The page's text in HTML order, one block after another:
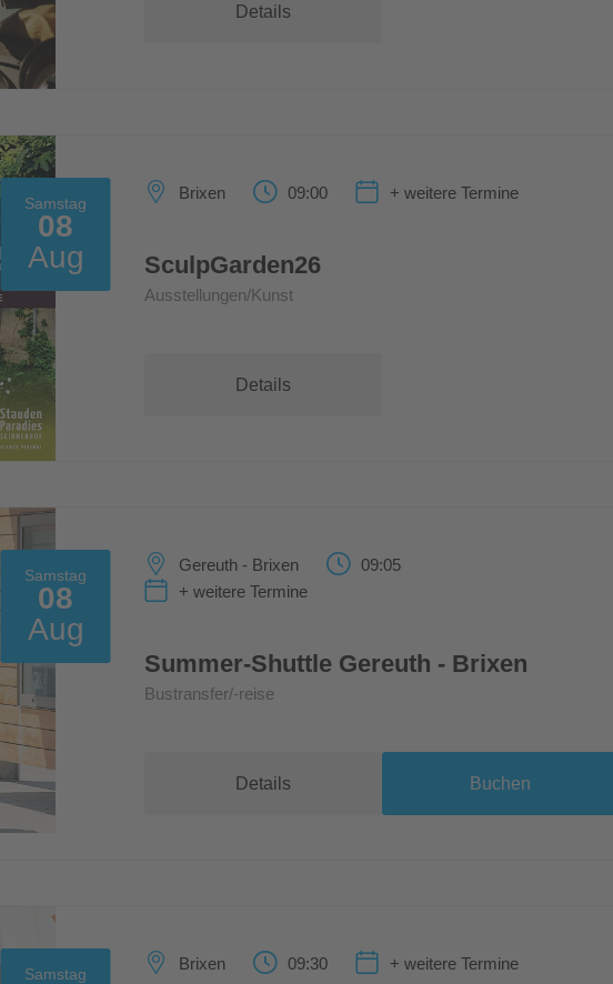
Details
Samstag
08
Aug
Brixen 09:00 + weitere Termine
SculpGarden26
Ausstellungen/Kunst
Details
Samstag
08
Aug
Gereuth - Brixen
09:05
+ weitere Termine
Summer-Shuttle Gereuth - Brixen
Bustransfer/-reise
Details Buchen
Samstag
Brixen 09:30 + weitere Termine